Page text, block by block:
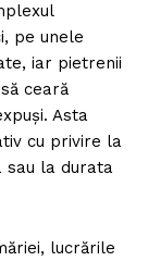
pe unele
iar pietrenii
ceară
Asta
cu privire la
sau la durata
lucrările